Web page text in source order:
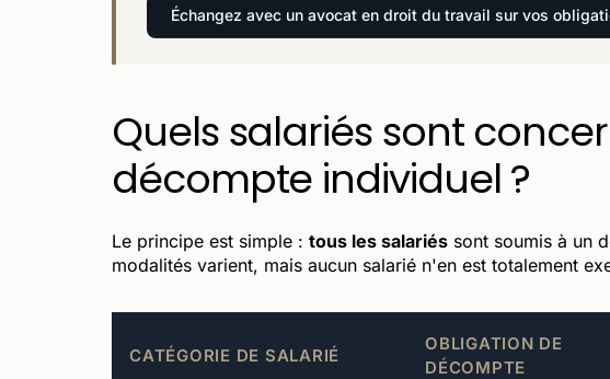
Échangez avec un avocat en droit du travail sur vos
Quels salariés sont
décompte individuel ?
Le principe est simple : tous les salariés sont soumis à un
modalités varient, mais aucun salarié n'en est totalement
CATÉGORIE DE SALARIÉ
OBLIGATION DE
DÉCOMPTE